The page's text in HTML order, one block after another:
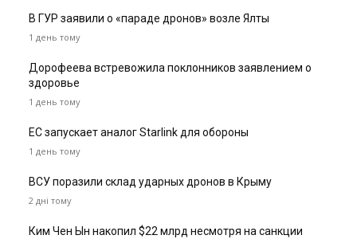
В ГУР заявили о «параде дронов» возле Ялты
1 день тому
Дорофеева встревожила поклонников заявлением о
здоровье
1 день тому
ЕС запускает аналог Starlink для обороны
1 день тому
ВСУ поразили склад ударных дронов в Крыму
2 дні тому
Ким Чен Ын накопил $22 млрд несмотря на санкции